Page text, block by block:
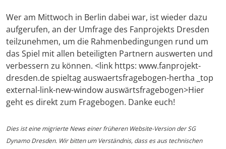
Wer am Mittwoch in Berlin dabei war, ist wieder dazu
aufgerufen, an der Umfrage des Fanprojekts Dresden
teilzunehmen, um die Rahmenbedingungen rund um
das Spiel mit allen beteiligten Partnern auswerten und
verbessern zu können. <link https: www.fanprojekt-
dresden.de spieltag auswaertsfragebogen-hertha _top
external-link-new-window auswärtsfragebogen>Hier
geht es direkt zum Fragebogen. Danke euch!
Dies ist eine migrierte News einer früheren Website-Version der SG
Dynamo Dresden. Wir bitten um Verständnis, dass es aus technischen